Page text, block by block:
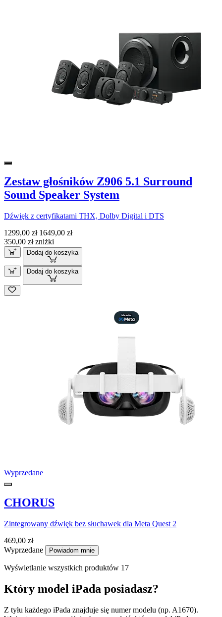
Zestaw głośników Z906 5.1 Surround
Sound Speaker System
Dźwięk z certyfikatami THX, Dolby Digital i DTS
1299,00 zł 1649,00 zł
350,00 zł zniżki
Dodaj do koszyka
Dodaj do koszyka
Wyprzedane
CHORUS
Zintegrowany dźwięk bez słuchawek dla Meta Quest 2
469,00 zł
Wyprzedane
Powiadom mnie
Wyświetlanie wszystkich produktów 17
Który model iPada posiadasz?
Z tyłu każdego iPada znajduje się numer modelu (np. A1670).